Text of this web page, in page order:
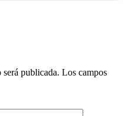
publicada. Los campos